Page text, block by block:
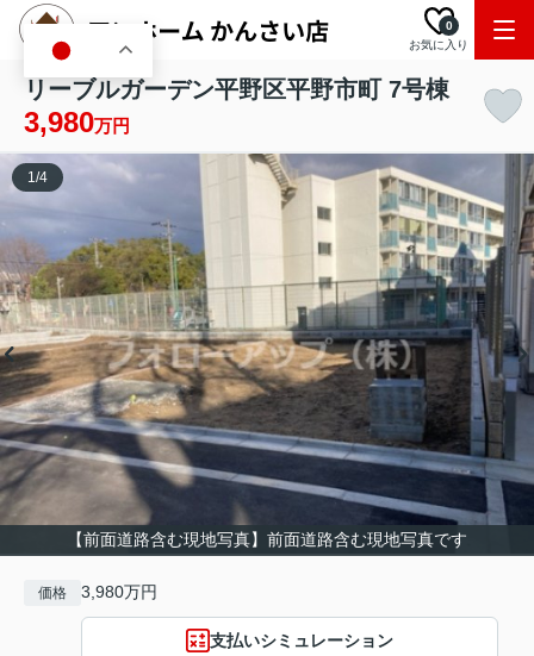
お気に入り
0
リーブルガーデン平野区平野市町 7号棟
3,980万円
【前面道路含む現地写真】前面道路含む現地写真です
1/4
価格 3,980万円
支払いシミュレーション